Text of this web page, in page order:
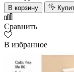
В корзину
Сравнить
В избранное